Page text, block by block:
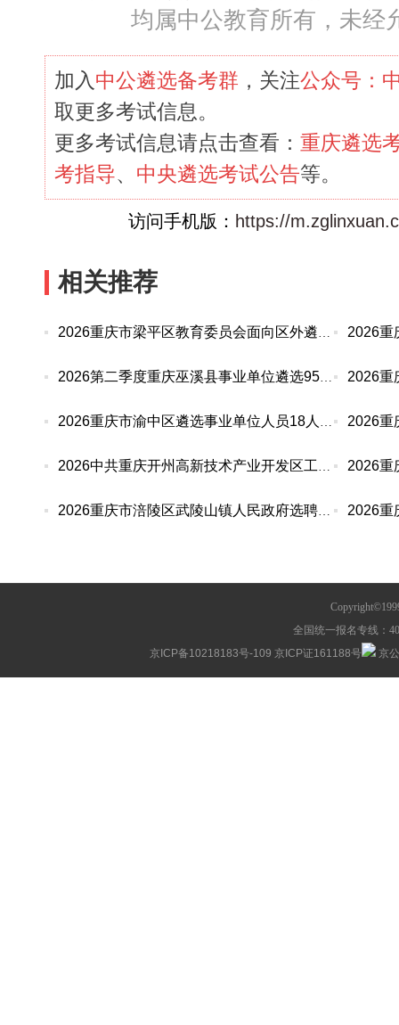
均属中公教育所有，未经
加入 中公遴选备考群 ，关注公众号：
取更多考试信息。
更多考试信息请点击查看： 重庆遴选
考指导、 中央遴选考试公告等。
访问手机版： https://
相关推荐
2026重庆市梁平区教育委员会面向区外遴选优秀教师
2026第二季度重庆巫溪县事业单位遴选95人公告
2026重庆市渝中区遴选事业单位人员18人公告
2026中共重庆开州高新技术产业开发区工作委员会选
2026重庆市涪陵区武陵山镇人民政府选聘本土人才4
全国统一报名专线：
京ICP备10218183号-109 京ICP证161188号 京